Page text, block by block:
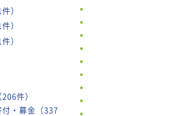
）
）
）
件）
・募金（337